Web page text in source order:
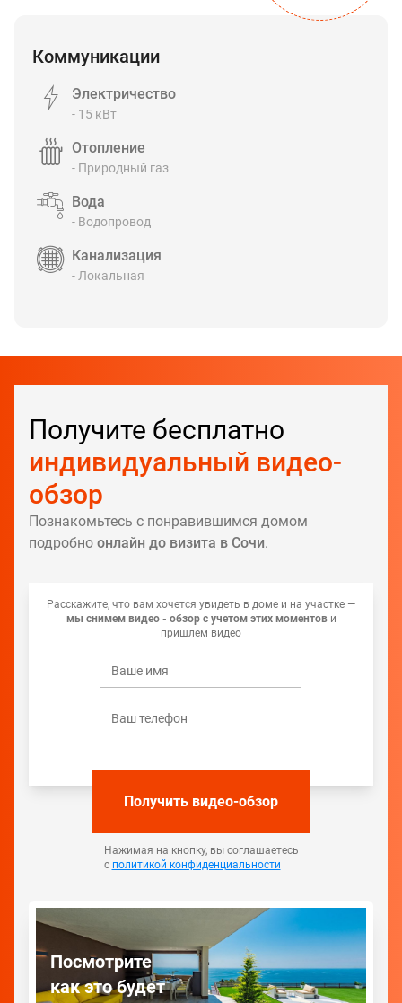
Коммуникации
Электричество
- 15 кВт
Отопление
- Природный газ
Вода
- Водопровод
Канализация
- Локальная
Получите бесплатно
индивидуальный видео-
обзор
Познакомьтесь с понравившимся домом
подробно онлайн до визита в Сочи.
Расскажите, что вам хочется увидеть в доме и на участке —
мы снимем видео - обзор с учетом этих моментови
пришлем видео
Получить видео-обзор
Нажимая на кнопку, вы соглашаетесь
с политикой конфиденциальности
Посмотрите
как это будет